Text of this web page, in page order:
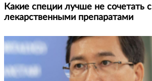
Какие специи лучше не сочетать с
лекарственными препаратами